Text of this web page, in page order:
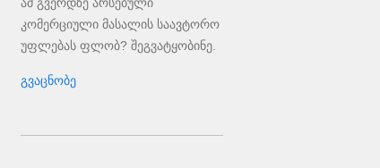
ამ გვერდზე არსებული
კომერციული მასალის საავტორო
უფლებას ფლობ? შეგვატყობინე.
გვაცნობე